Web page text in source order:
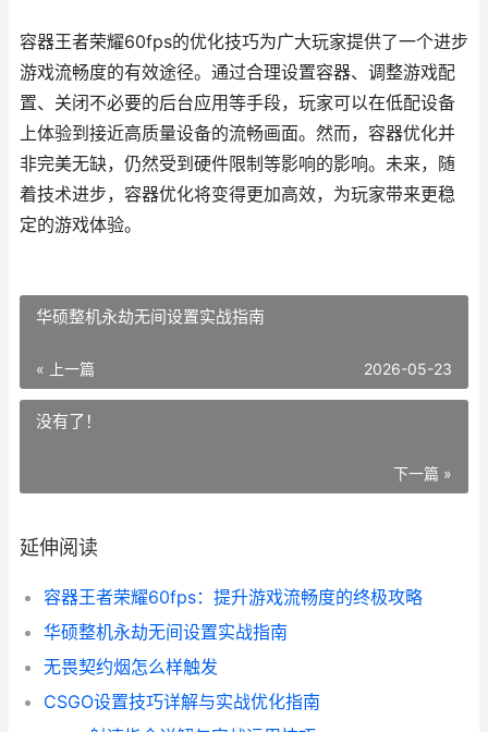
容器王者荣耀60fps的优化技巧为广大玩家提供了一个进步
游戏流畅度的有效途径。通过合理设置容器、调整游戏配
置、关闭不必要的后台应用等手段，玩家可以在低配设备
上体验到接近高质量设备的流畅画面。然而，容器优化并
非完美无缺，仍然受到硬件限制等影响的影响。未来，随
着技术进步，容器优化将变得更加高效，为玩家带来更稳
定的游戏体验。
华硕整机永劫无间设置实战指南
« 上一篇 2026-05-23
没有了！
下一篇 »
延伸阅读
容器王者荣耀60fps：提升游戏流畅度的终极攻略
华硕整机永劫无间设置实战指南
无畏契约烟怎么样触发
CSGO设置技巧详解与实战优化指南